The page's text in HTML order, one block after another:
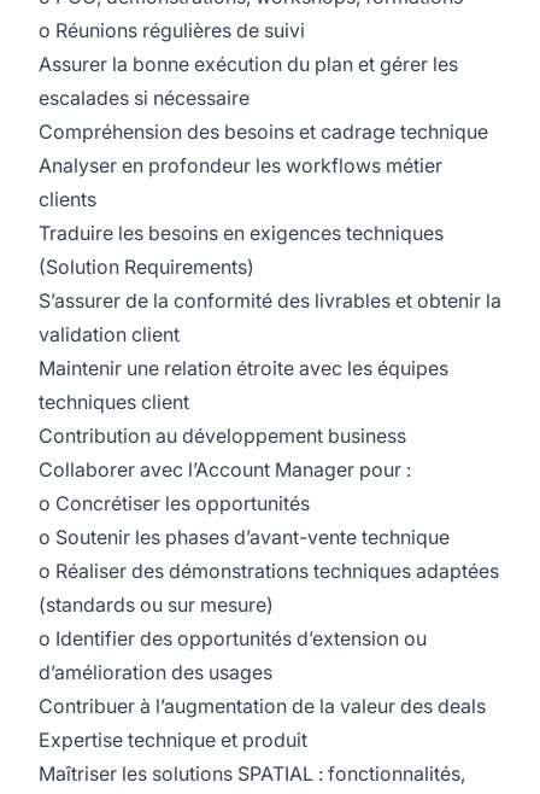
o Réunions régulières de suivi
Assurer la bonne exécution du plan et gérer les
escalades si nécessaire
Compréhension des besoins et cadrage technique
Analyser en profondeur les workflows métier
clients
Traduire les besoins en exigences techniques
(Solution Requirements)
S’assurer de la conformité des livrables et obtenir la
validation client
Maintenir une relation étroite avec les équipes
techniques client
Contribution au développement business
Collaborer avec l’Account Manager pour :
o Concrétiser les opportunités
o Soutenir les phases d’avant-vente technique
o Réaliser des démonstrations techniques adaptées
(standards ou sur mesure)
o Identifier des opportunités d’extension ou
d’amélioration des usages
Contribuer à l’augmentation de la valeur des deals
Expertise technique et produit
Maîtriser les solutions SPATIAL : fonctionnalités,